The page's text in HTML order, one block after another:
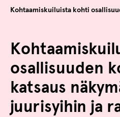
osallisuuden
katsaus
juurisyihin ja